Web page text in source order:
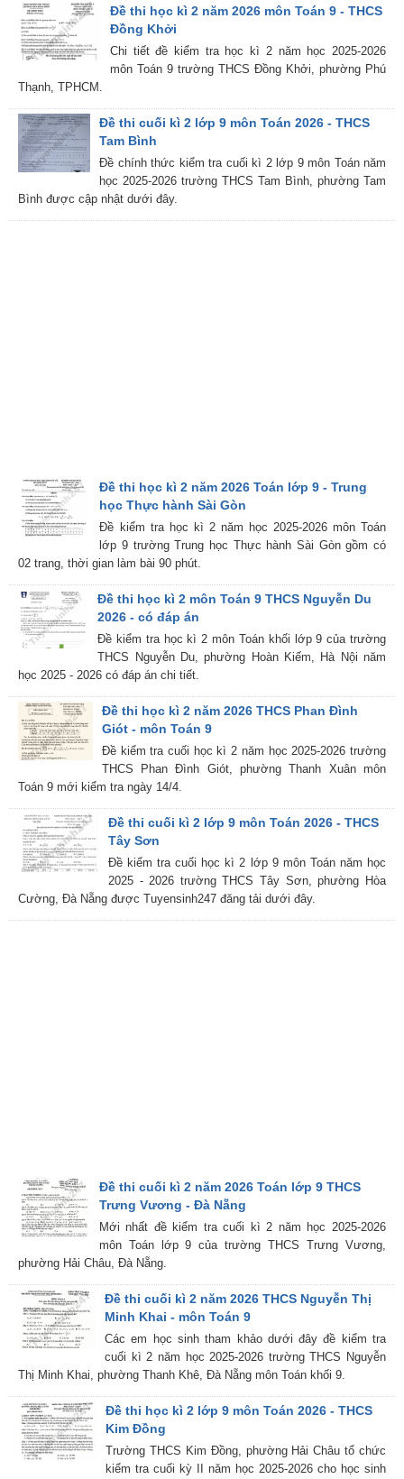
Đề thi học kì 2 năm 2026 môn Toán 9 - THCS
Đồng Khởi
Chi tiết đề kiểm tra học kì 2 năm học 2025-2026
môn Toán 9 trường THCS Đồng Khởi, phường Phú
Thạnh, TPHCM.
Đề thi cuối kì 2 lớp 9 môn Toán 2026 - THCS
Tam Bình
Đề chính thức kiểm tra cuối kì 2 lớp 9 môn Toán năm
học 2025-2026 trường THCS Tam Bình, phường Tam
Bình được cập nhật dưới đây.
Đề thi học kì 2 năm 2026 Toán lớp 9 - Trung
học Thực hành Sài Gòn
Đề kiểm tra học kì 2 năm học 2025-2026 môn Toán
lớp 9 trường Trung học Thực hành Sài Gòn gồm có
02 trang, thời gian làm bài 90 phút.
Đề thi học kì 2 môn Toán 9 THCS Nguyễn Du
2026 - có đáp án
Đề kiểm tra học kì 2 môn Toán khối lớp 9 của trường
THCS Nguyễn Du, phường Hoàn Kiếm, Hà Nội năm
học 2025 - 2026 có đáp án chi tiết.
Đề thi học kì 2 năm 2026 THCS Phan Đình
Giót - môn Toán 9
Đề kiểm tra cuối học kì 2 năm học 2025-2026 trường
THCS Phan Đình Giót, phường Thanh Xuân môn
Toán 9 mới kiểm tra ngày 14/4.
Đề thi cuối kì 2 lớp 9 môn Toán 2026 - THCS
Tây Sơn
Đề kiểm tra cuối học kì 2 lớp 9 môn Toán năm học
2025 - 2026 trường THCS Tây Sơn, phường Hòa
Cường, Đà Nẵng được Tuyensinh247 đăng tải dưới đây.
Đề thi cuối kì 2 năm 2026 Toán lớp 9 THCS
Trưng Vương - Đà Nẵng
Mới nhất đề kiểm tra cuối kì 2 năm học 2025-2026
môn Toán lớp 9 của trường THCS Trưng Vương,
phường Hải Châu, Đà Nẵng.
Đề thi cuối kì 2 năm 2026 THCS Nguyễn Thị
Minh Khai - môn Toán 9
Các em học sinh tham khảo dưới đây đề kiểm tra
cuối kì 2 năm học 2025-2026 trường THCS Nguyễn
Thị Minh Khai, phường Thanh Khê, Đà Nẵng môn Toán khối 9.
Đề thi học kì 2 lớp 9 môn Toán 2026 - THCS
Kim Đồng
Trường THCS Kim Đồng, phường Hải Châu tổ chức
kiểm tra cuối kỳ II năm học 2025-2026 cho học sinh